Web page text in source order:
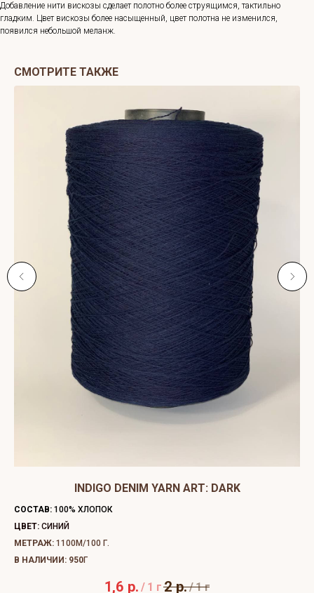
Добавление нити вискозы сделает полотно более струящимся, тактильно
гладким. Цвет вискозы более насыщенный, цвет полотна не изменился,
появился небольшой меланж.
СМОТРИТЕ ТАКЖЕ
INDIGO DENIM YARN ART: DARK
СОСТАВ: 100% ХЛОПОК
ЦВЕТ: СИНИЙ
МЕТРАЖ: 1100М/100 Г.
В НАЛИЧИИ: 950Г
1,6 р. / 1 г2 р./1 г